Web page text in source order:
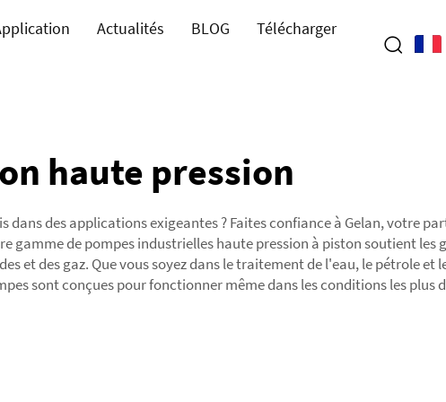
Actualités BLOG
Télécharger
haute pression
des applications exigeantes ? Faites confiance à Gelan, votre
de pompes industrielles haute pression à piston soutient les
et des gaz. Que vous soyez dans le traitement de l'eau, le pétrole et
sont conçues pour fonctionner même dans les conditions les plus